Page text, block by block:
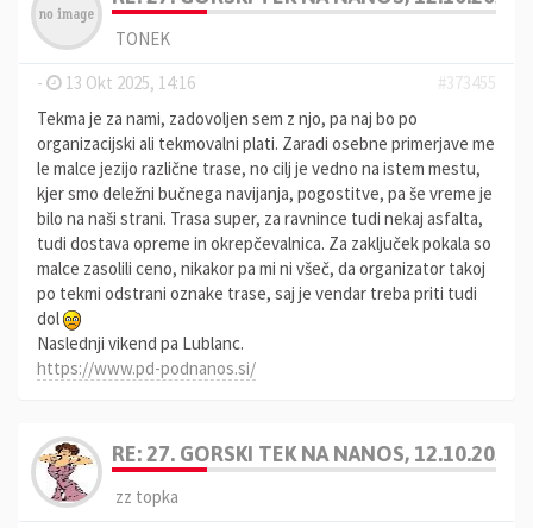
TONEK
-
13 Okt 2025, 14:16
#373455
Tekma je za nami, zadovoljen sem z njo, pa naj bo po
organizacijski ali tekmovalni plati. Zaradi osebne primerjave me
le malce jezijo različne trase, no cilj je vedno na istem mestu,
kjer smo deležni bučnega navijanja, pogostitve, pa še vreme je
bilo na naši strani. Trasa super, za ravnince tudi nekaj asfalta,
tudi dostava opreme in okrepčevalnica. Za zaključek pokala so
malce zasolili ceno, nikakor pa mi ni všeč, da organizator takoj
po tekmi odstrani oznake trase, saj je vendar treba priti tudi
dol
Naslednji vikend pa Lublanc.
https://www.pd-podnanos.si/
RE: 27. GORSKI TEK NA NANOS, 12.10.2025
zz topka